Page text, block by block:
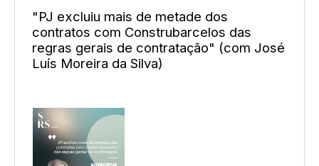
"PJ excluiu mais de metade dos
contratos com Construbarcelos das
regras gerais de contratação" (com José
Luís Moreira da Silva)